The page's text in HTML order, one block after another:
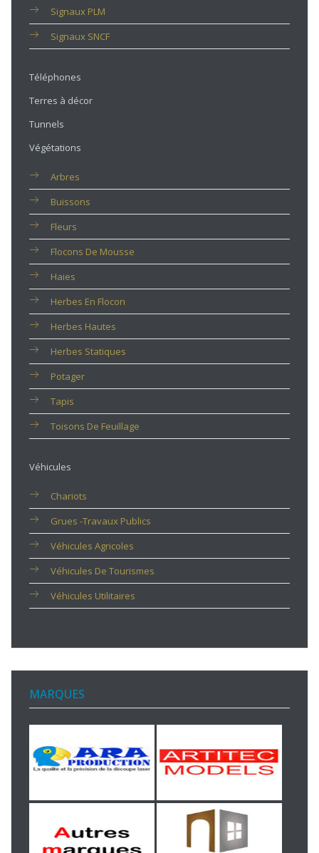
Signaux PLM
Signaux SNCF
Téléphones
Terres à décor
Tunnels
Végétations
Arbres
Buissons
Fleurs
Flocons De Mousse
Haies
Herbes En Flocon
Herbes Hautes
Herbes Statiques
Potager
Tapis
Toisons De Feuillage
Véhicules
Chariots
Grues -travaux Publics
Véhicules Agricoles
Véhicules De Tourismes
Véhicules Utilitaires
MARQUES